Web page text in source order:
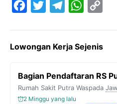
e
o
o
t
e
e
r
a
W
t
A
y
i
n
Lowongan Kerja Sejenis
Bagian Pendaftaran RS
Rumah Sakit Putra Waspada
2 Minggu yang lalu